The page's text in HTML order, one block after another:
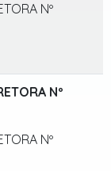
Nº
Nº
Nº